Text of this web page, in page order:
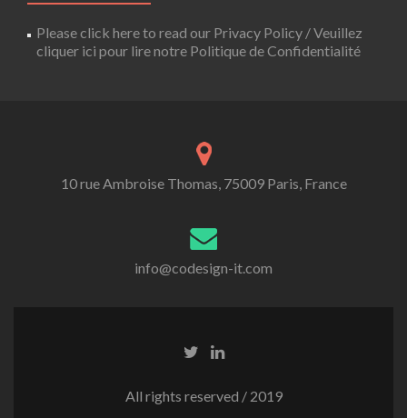
Please click here to read our Privacy Policy / Veuillez
cliquer ici pour lire notre Politique de Confidentialité
10 rue Ambroise Thomas, 75009 Paris, France
info@codesign-it.com
All rights reserved / 2019